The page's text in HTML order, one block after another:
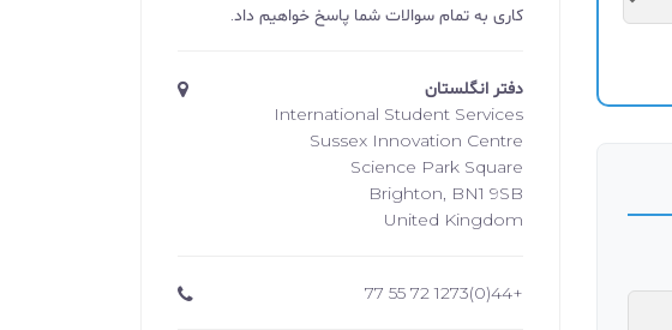
کاری به تمام سوالات شما پاسخ خواهیم داد.
دفتر انگلستان
International Student Services
Sussex Innovation Centre
Science Park Square
Brighton, BN1 9SB
United Kingdom
+44(0)1273 72 55 77